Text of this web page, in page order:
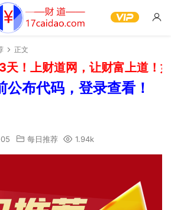
正文
！上财道网，让财富上道！如
公布代码，登录查看！
每日推荐 1.94k